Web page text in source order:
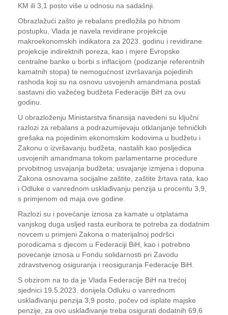
KM ili 3,1 posto više u odnosu na sadašnji.
Obrazlažući zašto je rebalans predložila po hitnom
postupku, Vlada je navela revidirane projekcije
makroekonomskih indikatora za 2023. godinu i revidirane
projekcije indirektnih poreza, kao i mjere Evropske
centralne banke u borbi s inflacijom (podizanje referentnih
kamatnih stopa) te nemogućnost izvršavanja pojedinih
rashoda koji su na osnovu usvojenih amandmana postali
sastavni dio važećeg budžeta Federacije BiH za ovu
godinu.
U obrazloženju Ministarstva finansija navedeni su ključni
razlozi za rebalans a podrazumijevaju otklanjanje tehničkih
grešaka na pojedinim ekonomskim kodovima u budžetu i
Zakonu o izvršavanju budžeta, nastalih kao posljedica
usvojenih amandmana tokom parlamentarne procedure
prvobitnog usvajanja budžeta; usvajanje izmjena i dopuna
Zakona osnovama socijalne zaštite, zaštite žrtava rata, kao
i Odluke o vanrednom usklađivanju penzija u procentu 3,9,
s primjenom od maja ove godine.
Razlozi su i povećanje iznosa za kamate u otplatama
vanjskog duga usljed rasta euribora te potreba za dodatnim
novcem u primjeni Zakona o materijalnoj podršci
porodicama s djecom u Federaciji BiH, kao i potrebno
povećanje iznosa u Fondu solidarnosti pri Zavodu
zdravstvenog osiguranja i reosiguranja Federacije BiH.
S obzirom na to da je Vlada Federacije BiH na trećoj
sjednici 19.5.2023. donijela Odluku o vanrednom
usklađivanju penzija 3,9 posto, počev od isplate majske
penzije, za ovo usklađivanje treba osigurati dodatnih 69,6